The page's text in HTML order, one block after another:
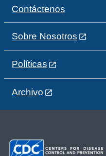
Contáctenos
Sobre Nosotros
Políticas
Archivo